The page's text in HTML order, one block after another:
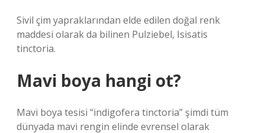
Sivil çim yapraklarından elde edilen doğal renk
maddesi olarak da bilinen Pulziebel, Isisatis
tinctoria.
Mavi boya hangi ot?
Mavi boya tesisi “indigofera tinctoria” şimdi tüm
dünyada mavi rengin elinde evrensel olarak